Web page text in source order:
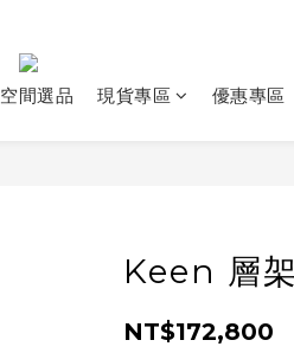
空間選品 現貨專區 優惠專區
Keen 層
NT$172,800